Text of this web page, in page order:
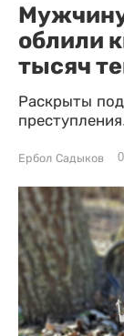
облили
тысяч
Раскрыты
Ербол Садыков